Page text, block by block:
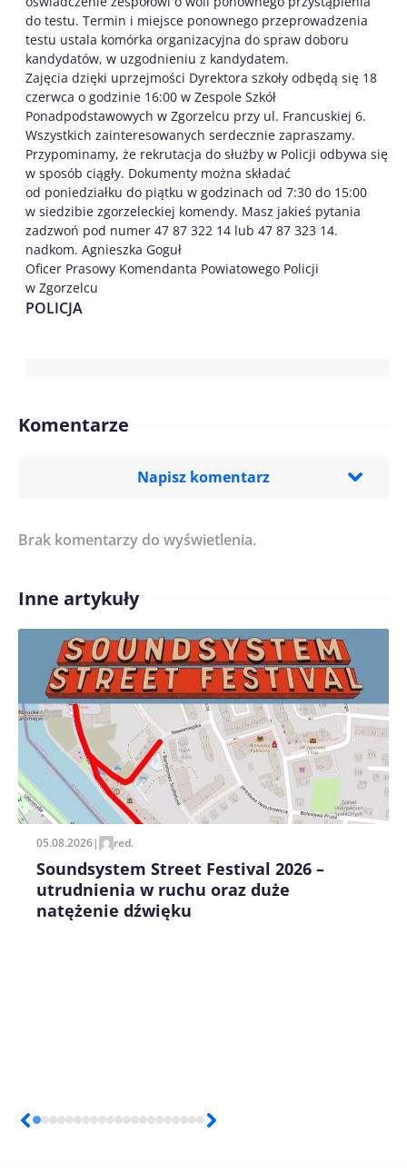
do testu. Termin i miejsce ponownego przeprowadzenia
testu ustala komórka organizacyjna do spraw doboru
kandydatów, w uzgodnieniu z kandydatem.
Zajęcia dzięki uprzejmości Dyrektora szkoły odbędą się 18
czerwca o godzinie 16:00 w Zespole Szkół
Ponadpodstawowych w Zgorzelcu przy ul. Francuskiej 6.
Wszystkich zainteresowanych serdecznie zapraszamy.
Przypominamy, że rekrutacja do służby w Policji odbywa się
w sposób ciągły. Dokumenty można składać
od poniedziałku do piątku w godzinach od 7:30 do 15:00
w siedzibie zgorzeleckiej komendy. Masz jakieś pytania
zadzwoń pod numer 47 87 322 14 lub 47 87 323 14.
nadkom. Agnieszka Goguł
Oficer Prasowy Komendanta Powiatowego Policji
w Zgorzelcu
POLICJA
Komentarze
Napisz komentarz
Treść komentarza*
Imię/ Nick*
Zapamiętaj moje dane w tej przeglądarce podczas
pisania kolejnych komentarzy.
Brak komentarzy do wyświetlenia.
Inne artykuły
05.08.2026| red.
Soundsystem Street Festival 2026 –
utrudnienia w ruchu oraz duże
natężenie dźwięku